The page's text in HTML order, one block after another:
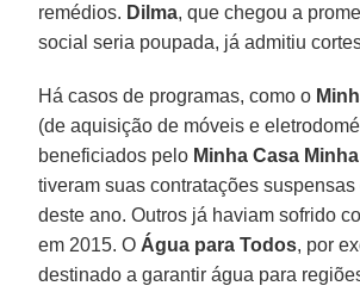
remédios. Dilma, que chegou a
social seria poupada, já admitiu
Há casos de programas, como o
(de aquisição de móveis e
beneficiados pelo Minha Casa
tiveram suas contratações
deste ano. Outros já haviam sofrido
em 2015. O Água para Todos, por
destinado a garantir água para